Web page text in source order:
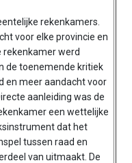
rekenkamers.
voor elke provincie en
rekenkamer werd
de toenemende kritiek
en meer aandacht voor
aanleiding was de
een wettelijke
dat het
tussen raad en
van uitmaakt. De